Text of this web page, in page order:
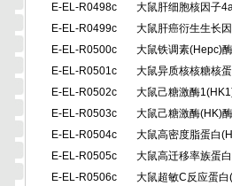
E-EL-R0498c
大鼠肝细胞核因子
E-EL-R0499c
大鼠肝癌衍生生长
E-EL-R0500c
大鼠铁调素(Hepc)
E-EL-R0501c
大鼠异质核核糖核
E-EL-R0502c
大鼠己糖激酶
E-EL-R0503c
大鼠己糖激酶(HK)
E-EL-R0504c
大鼠高密度脂蛋白
E-EL-R0505c
大鼠高迁移率族蛋
E-EL-R0506c
大鼠超敏C反应蛋